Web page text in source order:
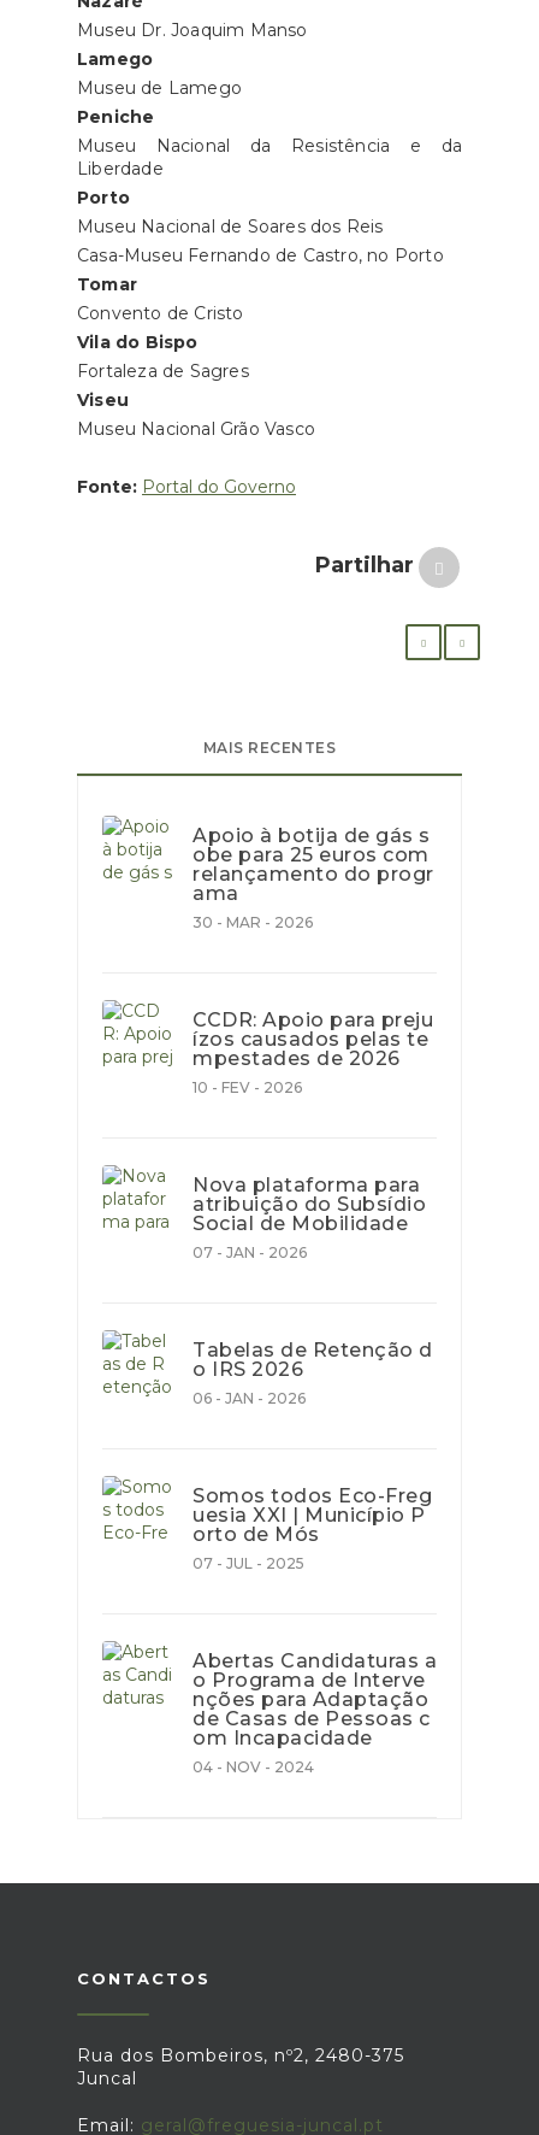
Museu Dr. Joaquim Manso
Lamego
Museu de Lamego
Peniche
Museu Nacional da Resistência e da
Liberdade
Porto
Museu Nacional de Soares dos Reis
Casa-Museu Fernando de Castro, no Porto
Tomar
Convento de Cristo
Vila do Bispo
Fortaleza de Sagres
Viseu
Museu Nacional Grão Vasco
Fonte: Portal do Governo
Partilhar
MAIS RECENTES
Apoio à botija de gás s
obe para 25 euros com
relançamento do progr
ama
30 - MAR - 2026
CCDR: Apoio para preju
ízos causados pelas te
mpestades de 2026
10 - FEV - 2026
Nova plataforma para
atribuição do Subsídio
Social de Mobilidade
07 - JAN - 2026
Tabelas de Retenção d
o IRS 2026
06 - JAN - 2026
Somos todos Eco-Freg
uesia XXI | Município P
orto de Mós
07 - JUL - 2025
Abertas Candidaturas a
o Programa de Interve
nções para Adaptação
de Casas de Pessoas c
om Incapacidade
04 - NOV - 2024
CONTACTOS
Rua dos Bombeiros, nº2, 2480-375
Juncal
Email: geral@freguesia-juncal.pt